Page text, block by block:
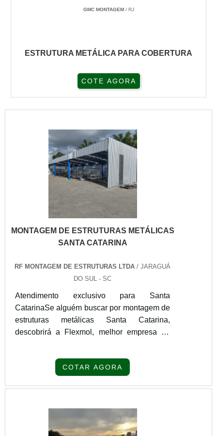
GMC MONTAGEM/ RJ
ESTRUTURA METÁLICA PARA COBERTURA
COTE AGORA
MONTAGEM DE ESTRUTURAS METÁLICAS
SANTA CATARINA
RF MONTAGEM DE ESTRUTURAS LTDA / JARAGUÁ
DO SUL - SC
Atendimento exclusivo para Santa
CatarinaSe alguém buscar por montagem de
estruturas metálicas Santa Catarina,
descobrirá a Flexmol, melhor empresa do
deve escolher uma organização que se
metálicas Santa Catarina, na RF Montagem
de Estruturas Ltd...
COTAR AGORA